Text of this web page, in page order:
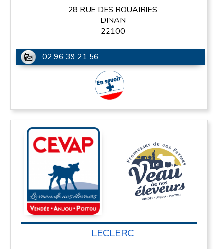
28 RUE DES ROUAIRIES
DINAN
22100
02 96 39 21 56
LECLERC